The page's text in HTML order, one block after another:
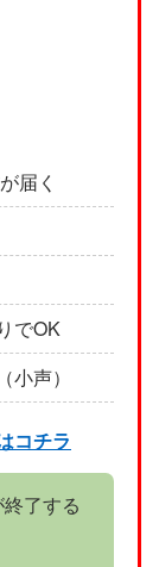
届く
でOK
声）
コチラ
了する